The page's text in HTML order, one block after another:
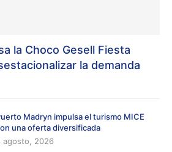
la Choco Gesell Fiesta
la demanda
Madryn impulsa el turismo MICE
una oferta diversificada
agosto, 2026